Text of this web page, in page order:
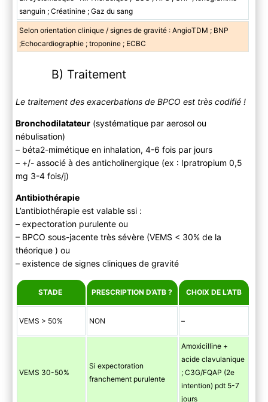
sanguin ; Créatinine ; Gaz du sang
Selon orientation clinique / signes de gravité : AngioTDM ; BNP
;Echocardiographie ; troponine ; ECBC
B) Traitement
Le traitement des exacerbations de BPCO est très codifié !
Bronchodilatateur(systématique par aerosol ou
nébulisation)
– béta2-mimétique en inhalation, 4-6 fois par jours
– +/- associé à des anticholinergique (ex : Ipratropium 0,5
mg 3-4 fois/j)
Antibiothérapie
L’antibiothérapie est valable ssi :
– expectoration purulente ou
– BPCO sous-jacente très sévère (VEMS < 30% de la
théorique ) ou
– existence de signes cliniques de gravité
STADE PRESCRIPTION D’ATB ? CHOIX DE L’ATB
VEMS > 50% NON –
VEMS 30-50%
Si expectoration
franchement purulente
Amoxicilline +
acide clavulanique
; C3G/FQAP (2e
intention) pdt 5-7
jours